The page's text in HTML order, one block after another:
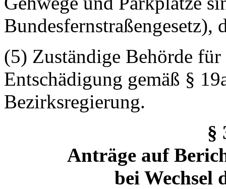
Bundesfernstraßengesetz),
(5) Zuständige Behörde für
Entschädigung gemäß §
Bezirksregierung.
§
Anträge auf
bei Wechsel